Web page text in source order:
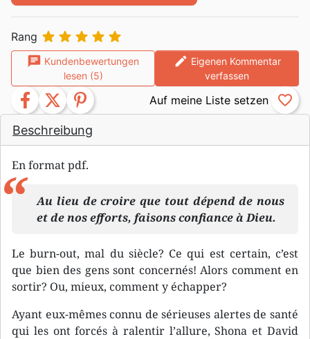
Beschreibung
En format pdf.
Au lieu de croire que tout dépend de nous
et de nos efforts, faisons confiance à Dieu.
Le burn-out, mal du siècle? Ce qui est certain, c’est
que bien des gens sont concernés! Alors comment en
sortir? Ou, mieux, comment y échapper?
Ayant eux-mêmes connu de sérieuses alertes de santé
qui les ont forcés à ralentir l’allure, Shona et David
Rang     
chat Kundenbewertungen
lesen (5)
edit Eigenen Kommentar
verfassen
facebook twitter pinterest favorite_border